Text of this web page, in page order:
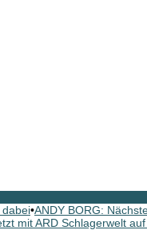
dabei•ANDY BORG:
mit ARD Schlagerwelt